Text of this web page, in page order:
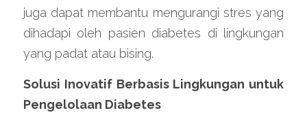
juga dapat membantu mengurangi stres yang
dihadapi oleh pasien diabetes di lingkungan
yang padat atau bising.
Solusi Inovatif Berbasis Lingkungan untuk
Pengelolaan Diabetes